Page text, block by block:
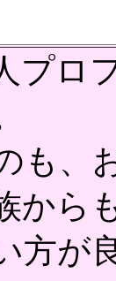
プ
も、
から
方が